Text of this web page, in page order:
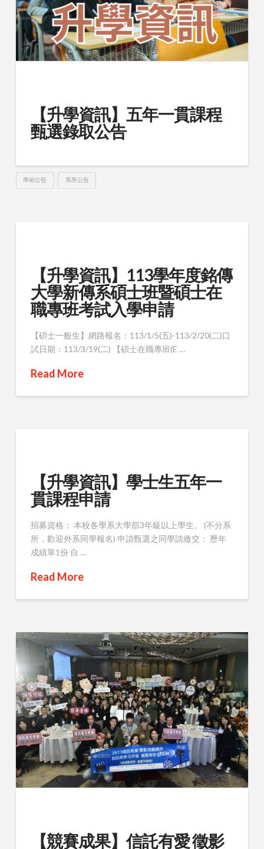
【升學資訊】五年一貫課程
甄選錄取公告
學術公告 系所公告
【升學資訊】113學年度銘傳
大學新傳系碩士班暨碩士在
職專班考試入學申請
【碩士一般生】網路報名：113/1/5(五)-113/2/20(二)口
試日期：113/3/19(二) 【碩士在職專班(E …
Read More
【升學資訊】學士生五年一
貫課程申請
招募資格： 本校各學系大學部3年級以上學生。 (不分系
所，歡迎外系同學報名) 申請甄選之同學請繳交： 歷年
成績單1份 自 …
Read More
【競賽成果】信託有愛 徵影